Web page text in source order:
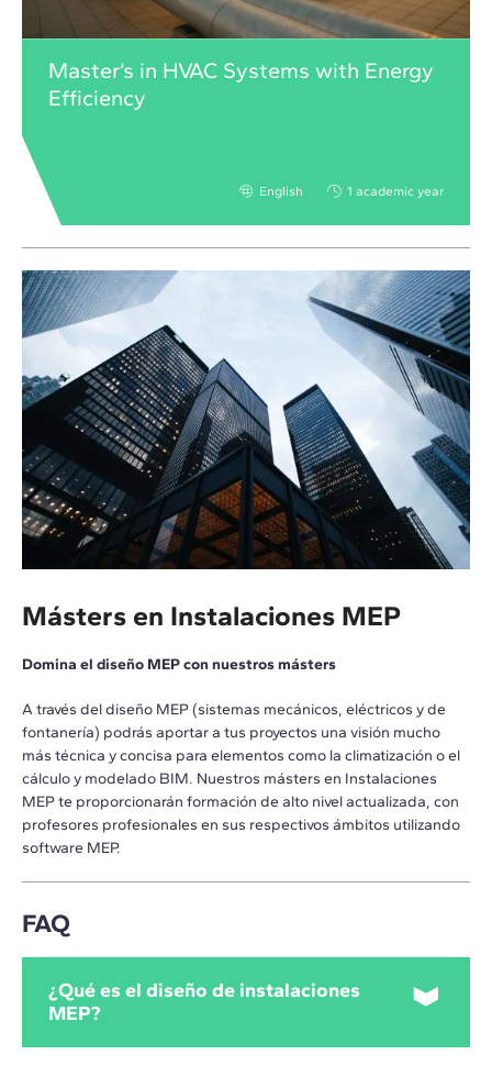
Master’s in HVAC Systems with Energy
Efficiency
English 1 academic year
Másters en Instalaciones MEP
Domina el diseño MEP con nuestros másters
A través del diseño MEP (sistemas mecánicos, eléctricos y de
fontanería) podrás aportar a tus proyectos una visión mucho
más técnica y concisa para elementos como la climatización o el
cálculo y modelado BIM. Nuestros másters en Instalaciones
MEP te proporcionarán formación de alto nivel actualizada, con
profesores profesionales en sus respectivos ámbitos utilizando
software MEP.
FAQ
¿Qué es el diseño de instalaciones
MEP?